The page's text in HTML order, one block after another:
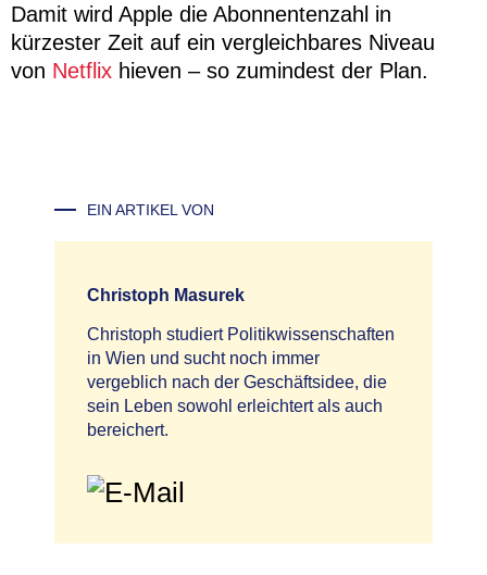
Damit wird Apple die Abonnentenzahl in
kürzester Zeit auf ein vergleichbares Niveau
von Netflix hieven – so zumindest der Plan.
EIN ARTIKEL VON
Christoph Masurek
Christoph studiert Politikwissenschaften
in Wien und sucht noch immer
vergeblich nach der Geschäftsidee, die
sein Leben sowohl erleichtert als auch
bereichert.